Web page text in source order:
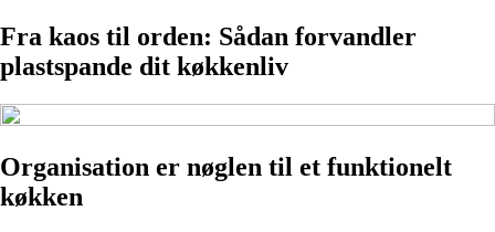
Fra kaos til orden: Sådan forvandler
plastspande dit køkkenliv
Organisation er nøglen til et funktionelt
køkken